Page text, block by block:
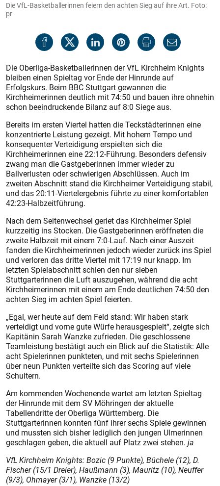
Die VfL-Basketballerinnen feiern den achten Sieg auf ihre Art. Foto:
pr
Die Oberliga-Basketballerinnen der VfL Kirchheim Knights
bleiben einen Spieltag vor Ende der Hinrunde auf
Erfolgskurs. Beim BBC Stuttgart gewannen die
Kirchheimerinnen deutlich mit 74:50 und bauen ihre ohnehin
schon beeindruckende Bilanz auf 8:0 Siege aus.
Bereits im ersten Viertel hatten die Teckstädterinnen eine
konzentrierte Leistung gezeigt. Mit hohem Tempo und
konsequenter Verteidigung erspielten sich die
Kirchheimerinnen eine 22:12-Führung. Besonders defensiv
zwang man die Gastgeberinnen immer wieder zu
Ballverlusten oder schwierigen Abschlüssen. Auch im
zweiten Abschnitt stand die Kirchheimer Verteidigung stabil,
und das 20:11-Viertelergebnis führte zu einer komfortablen
42:23-Halbzeitführung.
Nach dem Seitenwechsel geriet das Kirchheimer Spiel
kurzzeitig ins Stocken. Die Gastgeberinnen eröffneten die
zweite Halbzeit mit einem 7:0-Lauf. Nach einer Auszeit
fanden die Kirchheimerinnen jedoch wieder zurück ins Spiel
und verloren das dritte Viertel mit 17:19 nur knapp. Im
letzten Spielabschnitt schien den nur sieben
Stuttgarterinnen die Luft auszugehen, während die acht
Kirchheimerinnen mit einem am Ende deutlichen 74:50 den
achten Sieg im achten Spiel feierten.
„Egal, wer heute auf dem Feld stand: Wir haben stark
verteidigt und vorne gute Würfe herausgespielt“, zeigte sich
Kapitänin Sarah Wanzke zufrieden. Die geschlossene
Teamleistung bestätigt auch ein Blick auf die Statistik: Alle
acht Spielerinnen punkteten, und mit sechs Spielerinnen
über neun Punkten verteilte sich das Scoring auf viele
Schultern.
Am kommenden Wochenende wartet am letzten Spieltag
der Hinrunde mit dem SV Möhringen der aktuelle
Tabellendritte der Oberliga Württemberg. Die
Stuttgarterinnen konnten fünf ihrer sechs Spiele gewinnen
und mussten sich bisher lediglich den jungen Ulmerinnen
geschlagen geben, die aktuell auf Platz zwei stehen. ja
VfL Kirchheim Knights: Bozic (9 Punkte), Büchele (12), D.
Fischer (15/1 Dreier), Haußmann (3), Mauritz (10), Neuffer
(9/3), Ohmayer (3/1), Wanzke (13/2)